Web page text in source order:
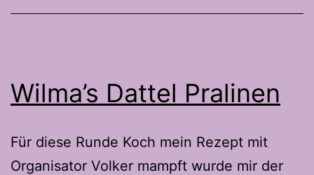
Wilma’s Dattel Pralinen
Für diese Runde Koch mein Rezept mit
Organisator Volker mampft wurde mir der